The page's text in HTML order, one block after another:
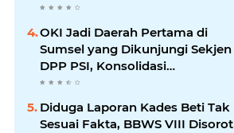
OKI Jadi Daerah Pertama di
Sumsel yang Dikunjungi Sekjen
DPP PSI, Konsolidasi
Pembentukan DPRT Dimulai
Diduga Laporan Kades Beti Tak
Sesuai Fakta, BBWS VIII Disorot